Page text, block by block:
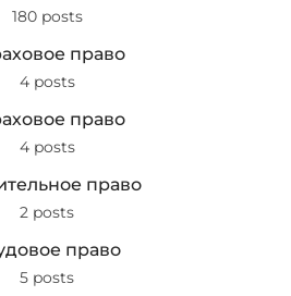
180 posts
право
4 posts
право
4 posts
право
2 posts
право
5 posts